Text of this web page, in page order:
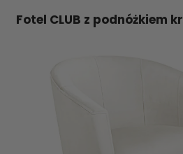
Fotel CLUB z podnóżkiem